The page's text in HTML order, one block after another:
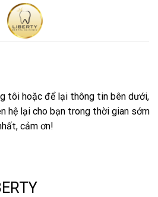
tôi hoặc để lại thông tin bên dưới,
hệ lại cho bạn trong thời gian sớm
cảm ơn!